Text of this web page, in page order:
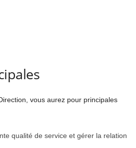
vous aurez pour principales
qualité de service et gérer la relation